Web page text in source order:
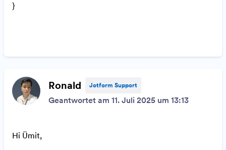
}
Ronald Jotform Support
Geantwortet am 11. Juli 2025 um 13:13
Hi Ümit,